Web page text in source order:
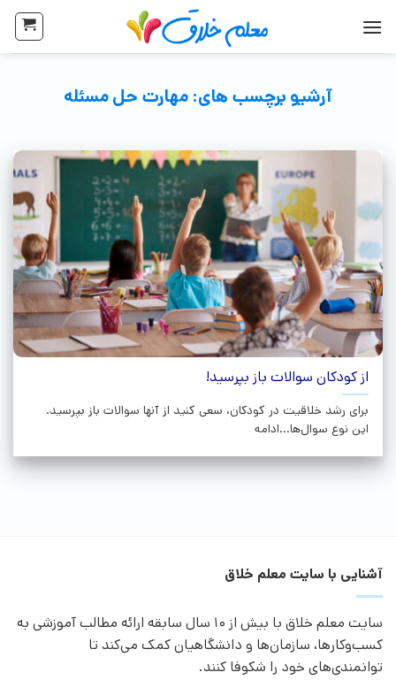
آرشیو برچسب های: مهارت حل مسئله
از کودکان سوالات باز بپرسید!
برای رشد خلاقیت در کودکان، سعی کنید از آنها سوالات باز بپرسید.
این نوع سوال‌ها...ادامه
آشنایی با سایت معلم خلاق
سایت معلم خلاق با بیش از 10 سال سابقه ارائه مطالب آموزشی به
کسب‌وکارها، سازمان‌ها و دانشگاهیان کمک می‌کند تا
توانمندی‌های خود را شکوفا کنند.